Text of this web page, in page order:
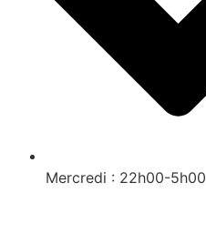
Mercredi : 22h00-5h00